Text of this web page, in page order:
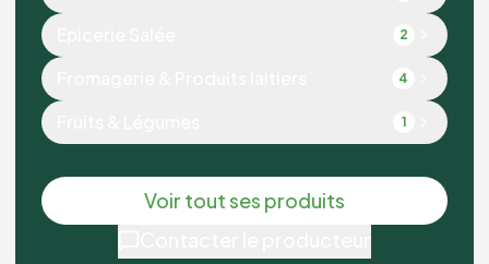
2
4
1
Voir tout ses produits